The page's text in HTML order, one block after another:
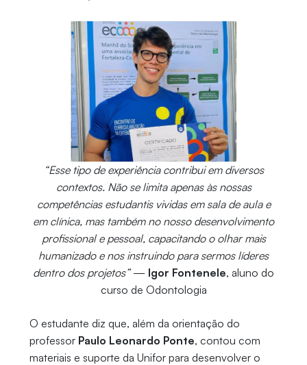
“Esse tipo de experiência contribui em diversos
contextos. Não se limita apenas às nossas
competências estudantis vividas em sala de aula e
em clínica, mas também no nosso desenvolvimento
profissional e pessoal, capacitando o olhar mais
humanizado e nos instruindo para sermos líderes
dentro dos projetos”— Igor Fontenele, aluno do
curso de Odontologia
O estudante diz que, além da orientação do
professor Paulo Leonardo Ponte, contou com
materiais e suporte da Unifor para desenvolver o